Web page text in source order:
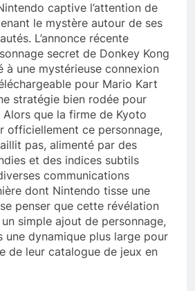
captive l’attention de
le mystère autour de ses
L’annonce récente
secret de Donkey Kong
à une mystérieuse connexion
pour Mario Kart
stratégie bien rodée pour
que la firme de Kyoto
officiellement ce personnage,
pas, alimenté par des
et des indices subtils
communications
dont Nintendo tisse une
penser que cette révélation
simple ajout de personnage,
une dynamique plus large pour
de leur catalogue de jeux en